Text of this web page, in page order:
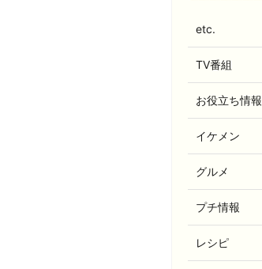
etc.
TV番組
お役立ち情報
イケメン
グルメ
プチ情報
レシピ